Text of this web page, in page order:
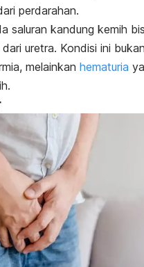
perdarahan.
saluran kandung kemih
uretra. Kondisi ini
melainkan hematuria